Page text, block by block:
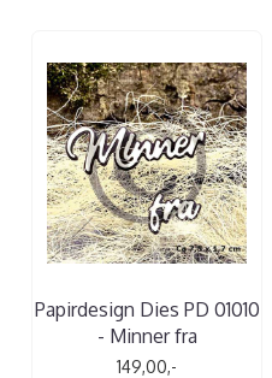
Papirdesign Dies PD 01010
- Minner fra
149,00,-